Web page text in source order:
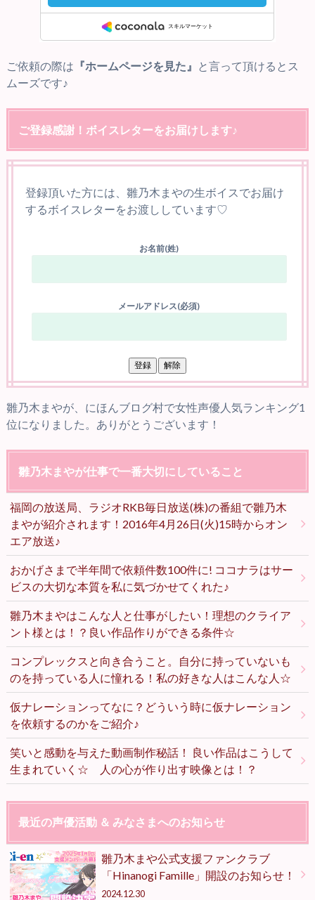
ご依頼の際は 『ホームページを見た』
と言って頂けるとス
ムーズです♪
ご登録感謝！ボイスレターをお届けします♪
登録頂いた方には、雛乃木まやの生ボイスでお届け
するボイスレターをお渡ししています♡
お名前(姓)
メールアドレス(必須)
雛乃木まやが、にほんブログ村で女性声優人気ランキング1
位になりました。ありがとうございます！
雛乃木まやが仕事で一番大切にしていること
福岡の放送局、ラジオRKB毎日放送(株)の番組で雛乃木
まやが紹介されます！2016年4月26日(火)15時からオン
エア放送♪
おかげさまで半年間で依頼件数100件に! ココナラはサー
ビスの大切な本質を私に気づかせてくれた♪
雛乃木まやはこんな人と仕事がしたい！理想のクライア
ント様とは！？良い作品作りができる条件☆
コンプレックスと向き合うこと。自分に持っていないも
のを持っている人に憧れる！私の好きな人はこんな人☆
仮ナレーションってなに？どういう時に仮ナレーション
を依頼するのかをご紹介♪
笑いと感動を与えた動画制作秘話！ 良い作品はこうして
生まれていく☆ 人の心が作り出す映像とは！？
最近の声優活動 ＆ みなさまへのお知らせ
雛乃木まや公式支援ファンクラブ
「Hinanogi Famille」開設のお知らせ！
2024.12.30